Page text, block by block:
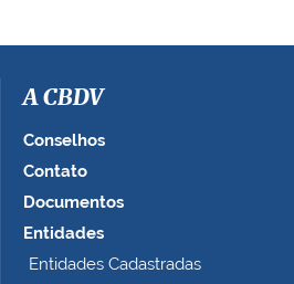
i
a
e
o
t
A CBDV
Conselhos
Contato
Documentos
Entidades
Entidades Cadastradas